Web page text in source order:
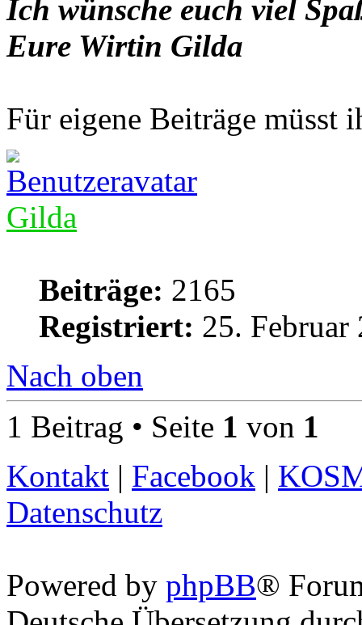
Ich wünsche euch viel
Eure Wirtin Gilda
Für eigene Beiträge müsst
Gilda
Beiträge: 2165
Registriert: 25. Februar
Nach oben
1 Beitrag • Seite 1 von 1
Kontakt | Facebook |
Datenschutz
Powered by phpBB®